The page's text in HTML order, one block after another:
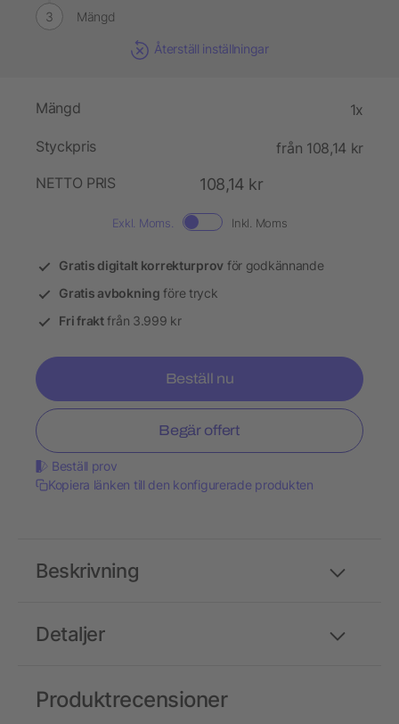
Mängd
Återställ inställningar
Mängd 1x
Styckpris
från 108,14 kr
NETTO PRIS
108,14 kr
Exkl. Moms. Inkl. Moms
Gratis digitalt korrekturprov för godkännande
Gratis avbokning före tryck
Fri fraktfrån 3.999 kr
Beställ nu
Begär offert
Beställ prov
Kopiera länken till den konfigurerade produkten
Detaljer
Beskrivning
Produktrecensioner